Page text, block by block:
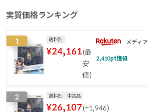
実質価格ランキング
1 送料別
¥24,161(最
安
値)
メディ
2,410pt獲得
2 送料別 中古品
¥26,107(+1,946)